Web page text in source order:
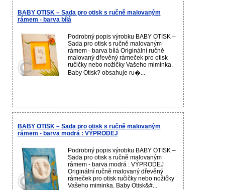
BABY OTISK – Sada pro otisk s ručně malovaným
rámem - barva bílá
Podrobný popis výrobku BABY OTISK –
Sada pro otisk s ručně malovaným
rámem - barva bílá Originální ručně
malovaný dřevěný rámeček pro otisk
ručičky nebo nožičky Vašeho miminka.
Baby Otisk? obsahuje ru�...
BABY OTISK – Sada pro otisk s ručně malovaným
rámem - barva modrá : VÝPRODEJ
Podrobný popis výrobku BABY OTISK –
Sada pro otisk s ručně malovaným
rámem - barva modrá : VÝPRODEJ
Originální ručně malovaný dřevěný
rámeček pro otisk ručičky nebo nožičky
Vašeho miminka. Baby Otisk&#...